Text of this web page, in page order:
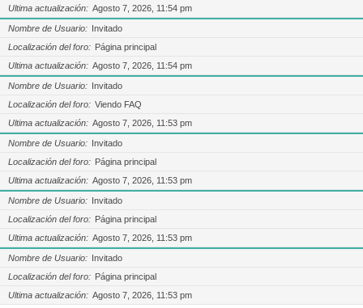
Ultima actualización
Agosto 7, 2026, 11:54 pm
Nombre de Usuario
Invitado
Localización del foro
Página principal
Ultima actualización
Agosto 7, 2026, 11:54 pm
Nombre de Usuario
Invitado
Localización del foro
Viendo FAQ
Ultima actualización
Agosto 7, 2026, 11:53 pm
Nombre de Usuario
Invitado
Localización del foro
Página principal
Ultima actualización
Agosto 7, 2026, 11:53 pm
Nombre de Usuario
Invitado
Localización del foro
Página principal
Ultima actualización
Agosto 7, 2026, 11:53 pm
Nombre de Usuario
Invitado
Localización del foro
Página principal
Ultima actualización
Agosto 7, 2026, 11:53 pm